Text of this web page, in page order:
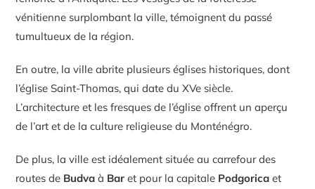
vénitienne surplombant la ville, témoignent du passé
tumultueux de la région.
En outre, la ville abrite plusieurs églises historiques, dont
l’église Saint-Thomas, qui date du XVe siècle.
L’architecture et les fresques de l’église offrent un aperçu
de l’art et de la culture religieuse du Monténégro.
De plus, la ville est idéalement située au carrefour des
routes de Budva à Baret pour la capitale Podgorica et